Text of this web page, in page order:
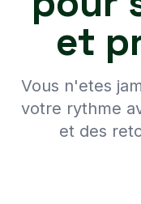
et
Vous n'etes
votre rythme
et des